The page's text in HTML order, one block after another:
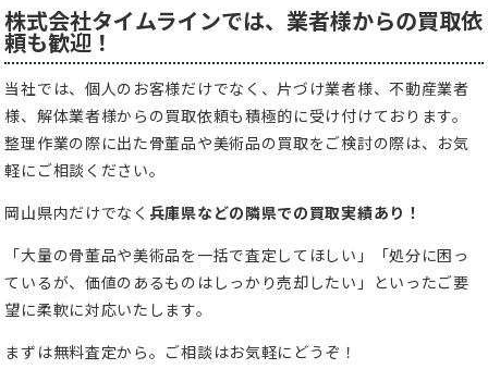
株式会社タイムラインでは、業者様からの買取依
頼も歓迎！
当社では、個人のお客様だけでなく、片づけ業者様、不動産業者
様、解体業者様からの買取依頼も積極的に受け付けております。
整理作業の際に出た骨董品や美術品の買取をご検討の際は、お気
軽にご相談ください。
岡山県内だけでなく 兵庫県などの隣県での買取実績あり！
「大量の骨董品や美術品を一括で査定してほしい」「処分に困っ
ているが、価値のあるものはしっかり売却したい」といったご要
望に柔軟に対応いたします。
まずは無料査定から。ご相談はお気軽にどうぞ！